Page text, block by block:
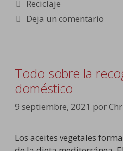
Reciclaje
Deja un comentario
Todo sobre la
doméstico
9 septiembre, 2021 por
Los aceites vegetales